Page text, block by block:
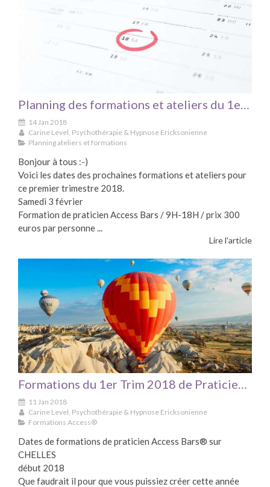
Planning des formations et ateliers du 1er trim 2018
14 Jan 2018
Carine Level, Psychothérapie & Hypnose Ericksonienne
Planning ateliers et formations
Bonjour à tous :-)
Voici les dates des prochaines formations et ateliers pour
ce premier trimestre 2018.
Samedi 3 février
Formation de praticien Access Bars / 9H-18H / prix 300
euros par personne ...
Lire l'article
Formations du 1er Trim 2018 de Praticien Access Bars à CHELLES
11 Jan 2018
Carine Level, Psychothérapie & Hypnose Ericksonienne
Formations Access®
Dates de formations de praticien Access Bars® sur
CHELLES
début 2018
Que faudrait il pour que vous puissiez créer cette année